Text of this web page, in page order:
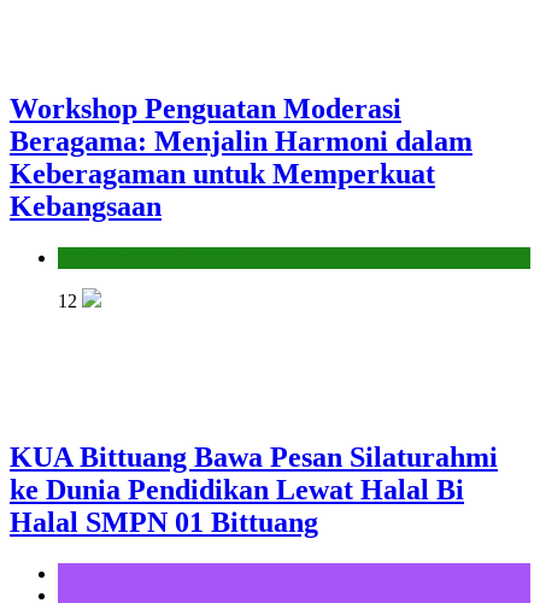
Workshop Penguatan Moderasi
Beragama: Menjalin Harmoni dalam
Keberagaman untuk Memperkuat
Kebangsaan
12
KUA Bittuang Bawa Pesan Silaturahmi
ke Dunia Pendidikan Lewat Halal Bi
Halal SMPN 01 Bittuang